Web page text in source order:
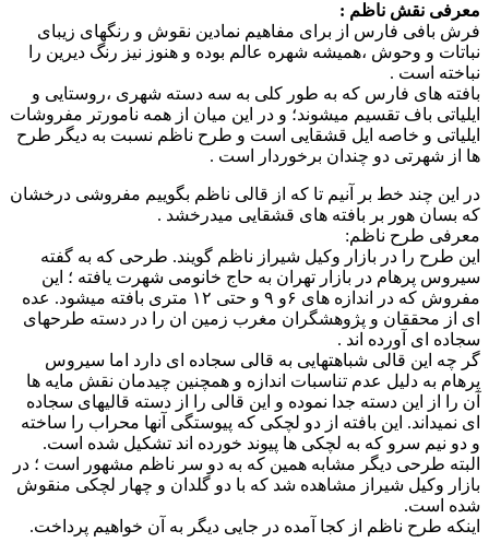
معرفی نقش ناظم :
فرش بافی فارس از برای مفاهیم نمادین نقوش و رنگهای زیبای
نباتات و وحوش ،همیشه شهره عالم بوده و هنوز نیز رنگ دیرین را
نباخته است .
بافته های فارس که به طور کلی به سه دسته شهری ،روستایی و
ایلیاتی باف تقسیم میشوند؛ و در این میان از همه نامورتر مفروشات
ایلیاتی و خاصه ایل قشقایی است و طرح ناظم نسبت به دیگر طرح
ها از شهرتی دو چندان برخوردار است .
در این چند خط بر آنیم تا که از قالی ناظم بگوییم مفروشی درخشان
که بسان هور بر بافته های قشقایی میدرخشد .
معرفی طرح ناظم:
این طرح را در بازار وکیل شیراز ناظم گویند. طرحی که به گفته
سیروس پرهام در بازار تهران به حاج خانومی شهرت یافته ؛ این
مفروش که در اندازه های ۶و ۹ و حتی ۱۲ متری بافته میشود. عده
ای از محققان و پژوهشگران مغرب زمین ان را در دسته طرحهای
سجاده ای آورده اند .
گر چه این قالی شباهتهایی به قالی سجاده ای دارد اما سیروس
پرهام به دلیل عدم تناسبات اندازه و همچنین چیدمان نقش مایه ها
آن را از این دسته جدا نموده و این قالی را از دسته قالیهای سجاده
ای نمیداند. این بافته از دو لچکی که پیوستگی آنها محراب را ساخته
و دو نیم سرو که به لچکی ها پیوند خورده اند تشکیل شده است.
البته طرحی دیگر مشابه همین که به دو سر ناظم مشهور است ؛ در
بازار وکیل شیراز مشاهده شد که با دو گلدان و چهار لچکی منقوش
شده است.
اینکه طرح ناظم از کجا آمده در جایی دیگر به آن خواهیم پرداخت.